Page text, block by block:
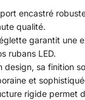
encastré
qualité.
garantit une
rubans LED.
design, sa finition
et
rigide permet